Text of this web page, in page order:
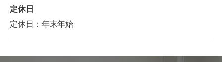
定休日
定休日：年末年始